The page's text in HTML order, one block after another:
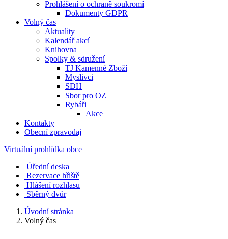
Prohlášení o ochraně soukromí
Dokumenty GDPR
Volný čas
Aktuality
Kalendář akcí
Knihovna
Spolky & sdružení
TJ Kamenné Zboží
Myslivci
SDH
Sbor pro OZ
Rybáři
Akce
Kontakty
Obecní zpravodaj
Virtuální prohlídka obce
Úřední deska
Rezervace hřiště
Hlášení rozhlasu
Sběrný dvůr
Úvodní stránka
Volný čas